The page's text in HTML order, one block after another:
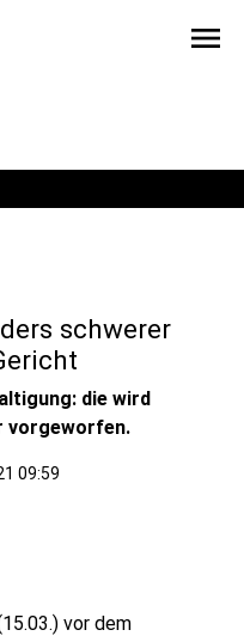
menu
schwerer
die wird
vorgeworfen.
09:59
vor dem